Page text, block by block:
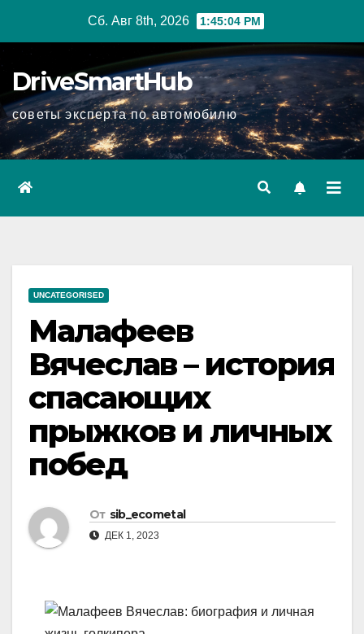
Сб. Авг 8th, 2026 1:45:05 PM
DriveSmartHub
советы эксперта по автомобилю
UNCATEGORISED
Малафеев
Вячеслав – история
спасающих
прыжков и личных
побед
От sib_ecometal
ДЕК 1, 2023